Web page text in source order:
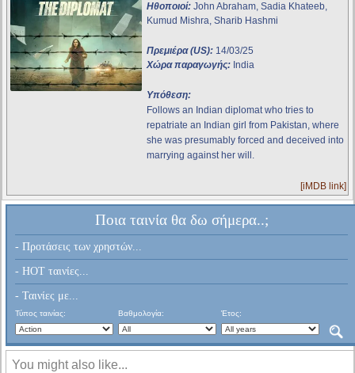
Ηθοποιοί: John Abraham, Sadia Khateeb,
Kumud Mishra, Sharib Hashmi
Πρεμιέρα (US): 14/03/25
Χώρα παραγωγής: India
Υπόθεση:
Follows an Indian diplomat who tries to
repatriate an Indian girl from Pakistan, where
she was presumably forced and deceived into
marrying against her will.
[iMDB link]
Ποια ταινία θα δω σήμερα..;
- Προτάσεις των χρηστών...
- HOT ταινίες...
- Ταινίες με...
Τύπος ταινίας: Βαθμολογία: Έτος:
You might also like...